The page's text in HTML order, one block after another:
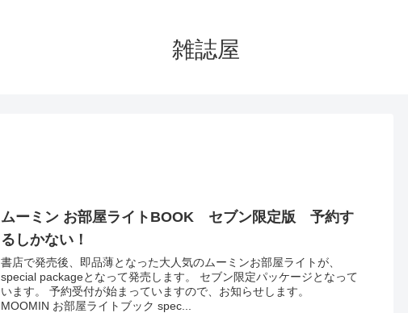
雑誌屋
ムーミン お部屋ライトBOOK セブン限定版 予約す
るしかない！
書店で発売後、即品薄となった大人気のムーミンお部屋ライトが、
special packageとなって発売します。 セブン限定パッケージとなって
います。 予約受付が始まっていますので、お知らせします。
MOOMIN お部屋ライトブック spec...